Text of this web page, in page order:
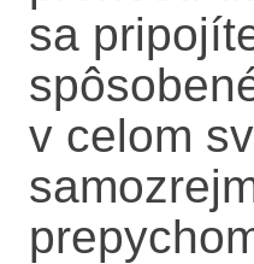
sa
v celom